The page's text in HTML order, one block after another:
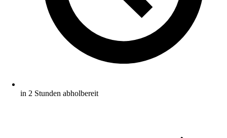
in 2 Stunden abholbereit